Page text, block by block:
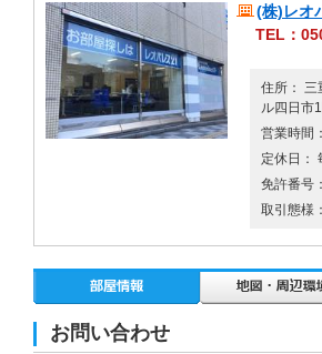
(株)レオ
TEL：
住所：
ル四日市
営業時間
定休日：
免許番号
取引態様
お問い合わせ